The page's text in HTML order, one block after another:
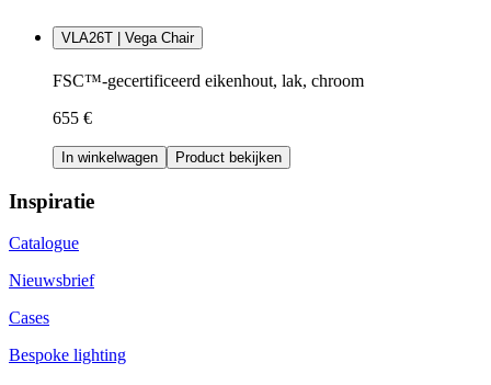
VLA26T | Vega Chair
FSC™-gecertificeerd eikenhout, lak, chroom
655 €
In winkelwagen Product bekijken
Inspiratie
Catalogue
Nieuwsbrief
Cases
Bespoke lighting